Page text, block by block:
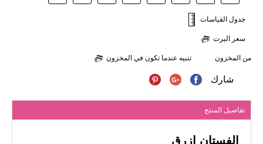
جدول القياسات
سعر اليرت
من المخزون تنبيه عندما تكون في المخزون
شارك
تفاصيل المنتج
الفستان ازرق